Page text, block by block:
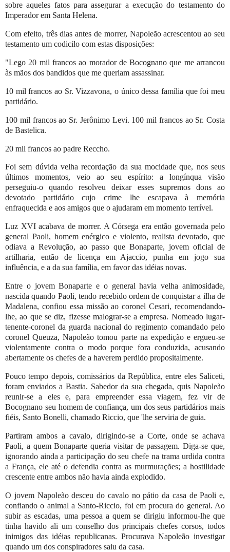
sobre aqueles fatos para assegurar a execução do testamento do
Imperador em Santa Helena.
Com efeito, três dias antes de morrer, Napoleão acrescentou ao seu
testamento um codicilo com estas disposições:
"Lego 20 mil francos ao morador de Bocognano que me arrancou
às mãos dos bandidos que me queriam assassinar.
10 mil francos ao Sr. Vizzavona, o único dessa família que foi meu
partidário.
100 mil francos ao Sr. Jerônimo Levi. 100 mil francos ao Sr. Costa
de Bastelica.
20 mil francos ao padre Reccho.
Foi sem dúvida velha recordação da sua mocidade que, nos seus
últimos momentos, veio ao seu espírito: a longínqua visão
perseguiu-o quando resolveu deixar esses supremos dons ao
devotado partidário cujo crime lhe escapava à memória
enfraquecida e aos amigos que o ajudaram em momento terrível.
Luz XVI acabava de morrer. A Córsega era então governada pelo
general Paoli, homem enérgico e violento, realista devotado, que
odiava a Revolução, ao passo que Bonaparte, jovem oficial de
artilharia, então de licença em Ajaccio, punha em jogo sua
influência, e a da sua família, em favor das idéias novas.
Entre o jovem Bonaparte e o general havia velha animosidade,
nascida quando Paoli, tendo recebido ordem de conquistar a ilha de
Madalena, confiou essa missão ao coronel Cesari, recomendando-
lhe, ao que se diz, fizesse malograr-se a empresa. Nomeado lugar-
tenente-coronel da guarda nacional do regimento comandado pelo
coronel Queuza, Napoleão tomou parte na expedição e ergueu-se
violentamente contra o modo porque fora conduzida, acusando
abertamente os chefes de a haverem perdido propositalmente.
Pouco tempo depois, comissários da República, entre eles Saliceti,
foram enviados a Bastia. Sabedor da sua chegada, quis Napoleão
reunir-se a eles e, para empreender essa viagem, fez vir de
Bocognano seu homem de confiança, um dos seus partidários mais
fiéis, Santo Bonelli, chamado Riccio, que 'lhe serviria de guia.
Partiram ambos a cavalo, dirigindo-se a Corte, onde se achava
Paoli, a quem Bonaparte queria visitar de passagem. Diga-se que,
ignorando ainda a participação do seu chefe na trama urdida contra
a França, ele até o defendia contra as murmurações; a hostilidade
crescente entre ambos não havia ainda explodido.
O jovem Napoleão desceu do cavalo no pátio da casa de Paoli e,
confiando o animal a Santo-Riccio, foi em procura do general. Ao
subir as escadas, uma pessoa a quem se dirigiu informou-lhe que
tinha havido ali um conselho dos principais chefes corsos, todos
inimigos das idéias republicanas. Procurava Napoleão investigar
quando um dos conspiradores saiu da casa.